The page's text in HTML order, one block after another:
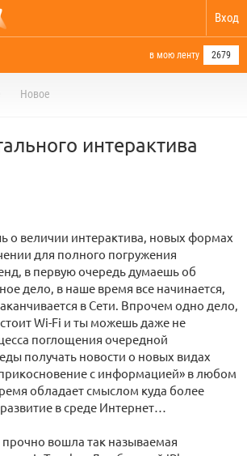
Вход
в мою ленту 2679
Новое
интерактива
о величии интерактива, новых формах
для полного погружения
в первую очередь думаешь об
дело, в наше время все начинается,
в Сети. Впрочем одно дело,
Wi-Fi и ты можешь даже не
поглощения очередной
получать новости о новых видах
с информацией» в любом
обладает смыслом куда более
в среде Интернет…
вошла так называемая